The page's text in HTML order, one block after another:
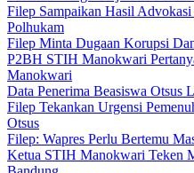
Filep Sampaikan Hasil
Polhukam
Filep Minta Dugaan Korupsi
P2BH STIH Manokwari
Manokwari
Data Penerima Beasiswa Otsus
Filep Tekankan Urgensi
Otsus
Filep: Wapres Perlu Bertemu
Ketua STIH Manokwari Teken